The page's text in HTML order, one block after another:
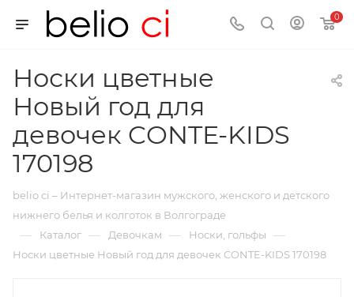
0
Носки цветные
Новый год для
девочек CONTE-KIDS
170198
belio ci – Интернет-магазин мужского, женского и детского
нижнего белья и колготок в Волгограде
— Каталог — Девочкам — Носки, гольфы —
Носки цветные Новый год для девочек CONTE-KIDS 170198